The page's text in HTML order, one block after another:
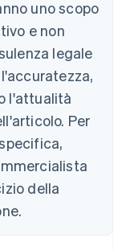
uno scopo
e non
legale
l'attualità
Per
della